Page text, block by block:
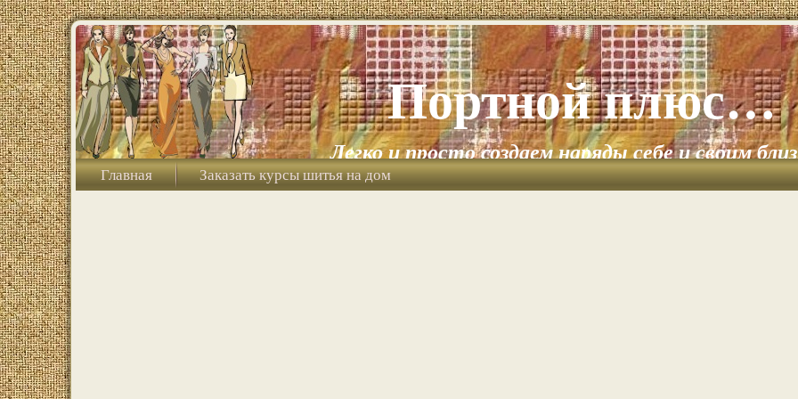
Портной плюс…
Легко и просто создаем наряды себе и своим
Главная Заказать курсы шитья на дом